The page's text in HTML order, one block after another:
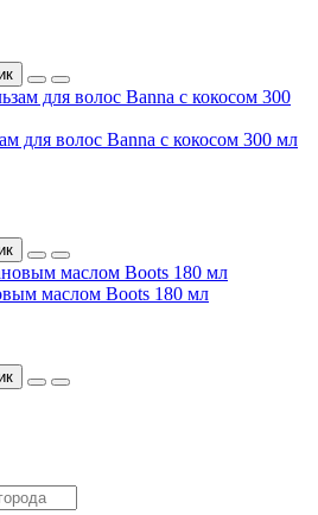
для волос Banna с кокосом 300 мл
маслом Boots 180 мл